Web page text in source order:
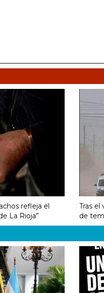
refleja el
La Rioja”
Tras
de